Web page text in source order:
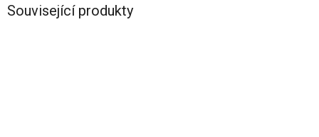
Související produkty